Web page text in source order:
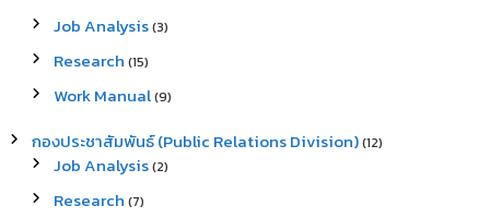
Job Analysis(3)
Research (15)
Work Manual(9)
กองประชาสัมพันธ์ (Public Relations Division)(12)
Job Analysis(2)
Research (7)